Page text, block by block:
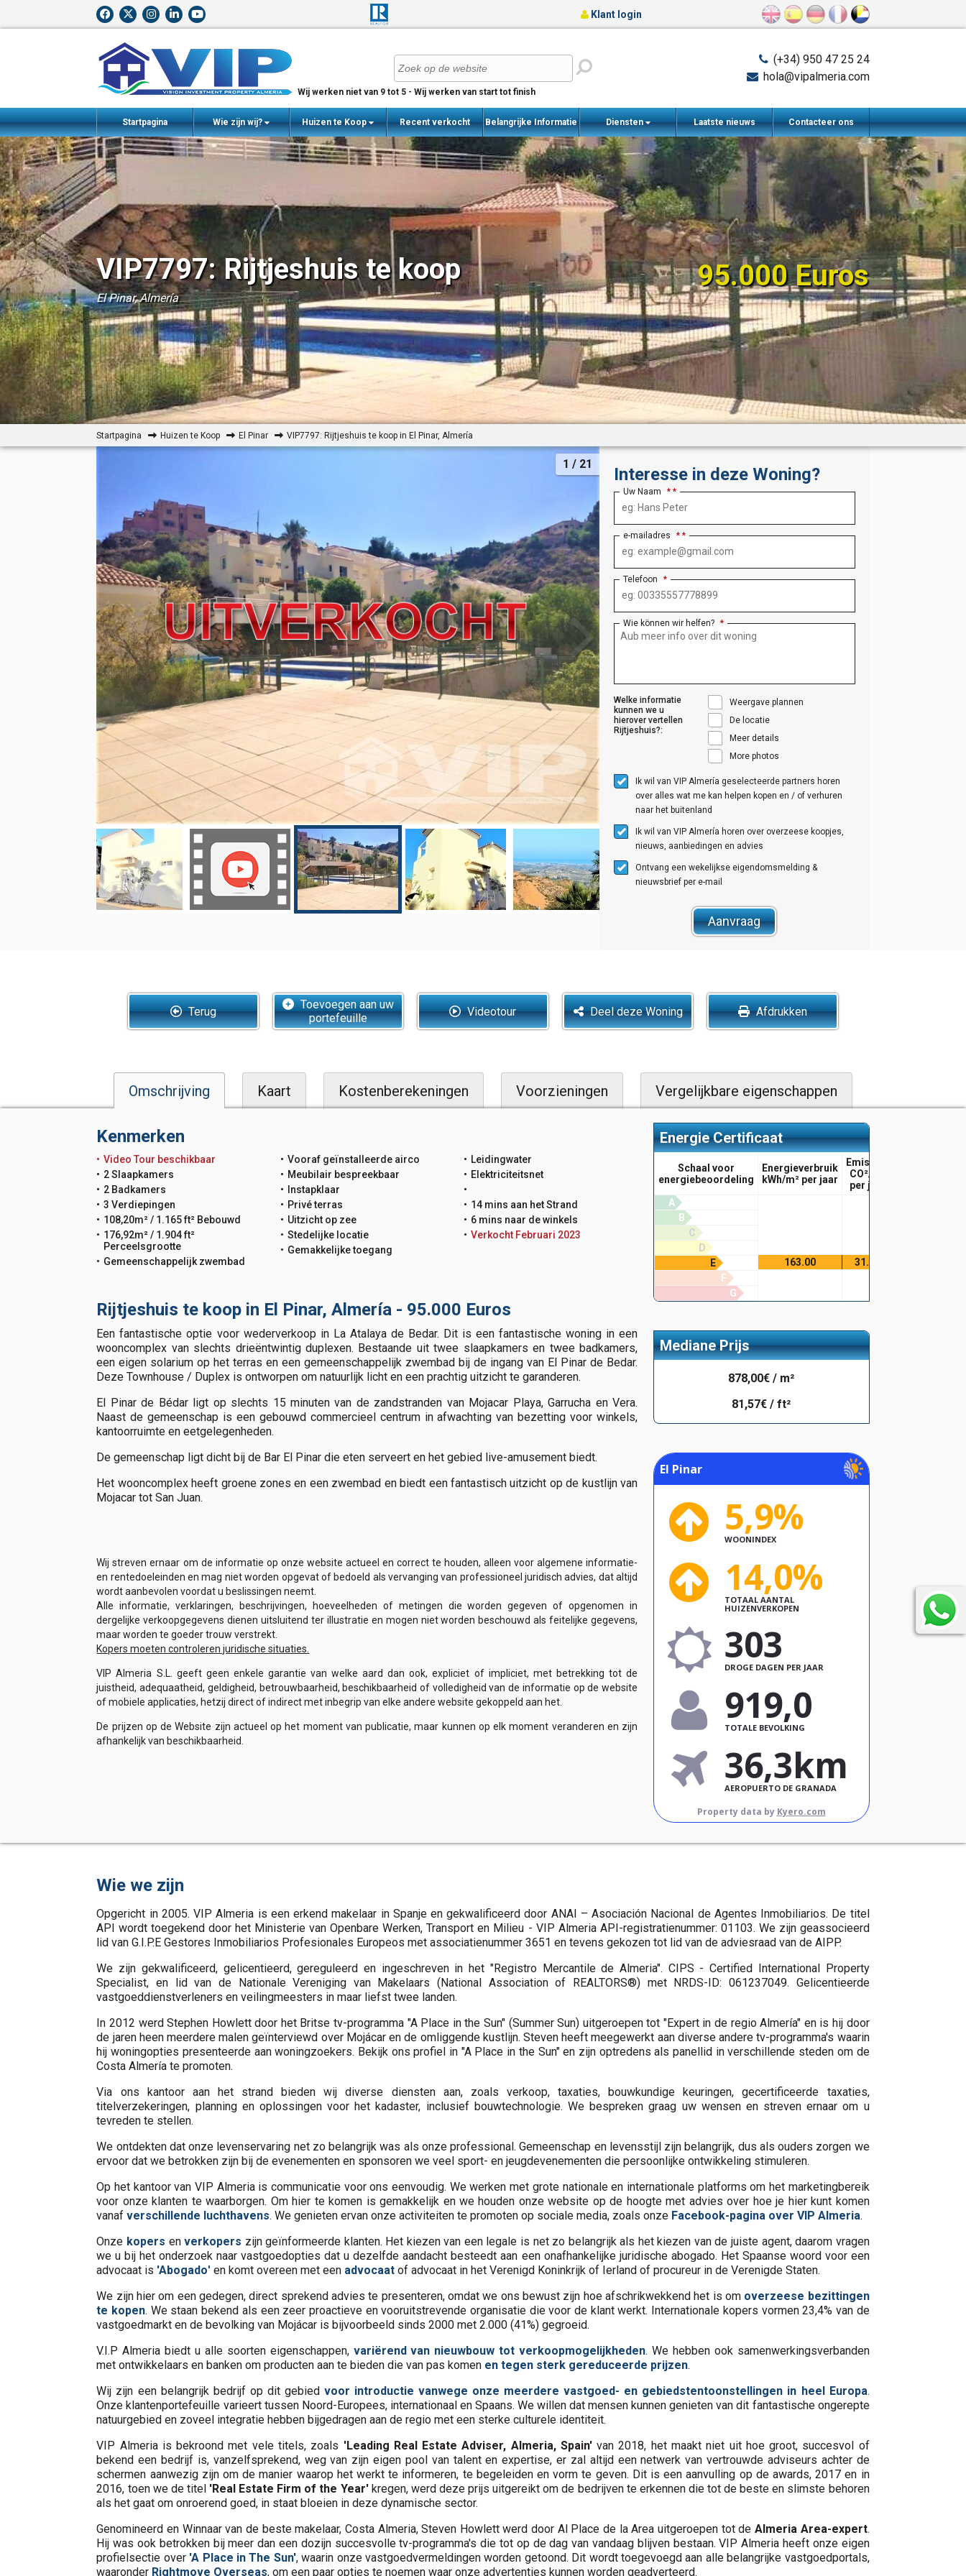
Wij werken niet van 9 tot 5 - Wij werken van start tot finish
(+34) 950 47 25 24
hola@vipalmeria.com
Klant login
Startpagina Wie zijn wij? Huizen te Koop Recent verkocht
woningen
Belangrijke Informatie Diensten Laatste nieuws Contacteer ons
VIP7797: Rijtjeshuis te koop
El Pinar, Almería
95.000 Euros
Startpagina Huizen te Koop El Pinar VIP7797: Rijtjeshuis te koop in El Pinar, Almería
1 / 21
Interesse in deze Woning?
Uw Naam *
e-mailadres *
Telefoon *
Wie können wir helfen? *
Welke informatie
kunnen we u
hierover vertellen
Rijtjeshuis?:
Weergave plannen
De locatie
Meer details
More photos
Ik wil van VIP Almería geselecteerde partners horen
over alles wat me kan helpen kopen en / of verhuren
naar het buitenland
Ik wil van VIP Almería horen over overzeese koopjes,
nieuws, aanbiedingen en advies
Ontvang een wekelijkse eigendomsmelding &
nieuwsbrief per e-mail
Aanvraag
Terug
Toevoegen aan uw
portefeuille
Videotour Deel deze Woning Afdrukken
Omschrijving Kaart Kostenberekeningen Voorzieningen Vergelijkbare eigenschappen
Kenmerken
Video Tour beschikbaar
2 Slaapkamers
2 Badkamers
3 Verdiepingen
108,20m² / 1.165 ft² Bebouwd
176,92m² / 1.904 ft²
Perceelsgrootte
Gemeenschappelijk zwembad
Vooraf geïnstalleerde airco
Meubilair bespreekbaar
Instapklaar
Privé terras
Uitzicht op zee
Stedelijke locatie
Gemakkelijke toegang
Leidingwater
Elektriciteitsnet
14 mins aan het Strand
6 mins naar de winkels
Verkocht Februari 2023
Rijtjeshuis te koop in El Pinar, Almería - 95.000 Euros
Een fantastische optie voor wederverkoop in La Atalaya de Bedar. Dit is een fantastische woning in een
wooncomplex van slechts drieëntwintig duplexen. Bestaande uit twee slaapkamers en twee badkamers,
een eigen solarium op het terras en een gemeenschappelijk zwembad bij de ingang van El Pinar de Bedar.
Deze Townhouse / Duplex is ontworpen om natuurlijk licht en een prachtig uitzicht te garanderen.
El Pinar de Bédar ligt op slechts 15 minuten van de zandstranden van Mojacar Playa, Garrucha en Vera.
Naast de gemeenschap is een gebouwd commercieel centrum in afwachting van bezetting voor winkels,
kantoorruimte en eetgelegenheden.
De gemeenschap ligt dicht bij de Bar El Pinar die eten serveert en het gebied live-amusement biedt.
Het wooncomplex heeft groene zones en een zwembad en biedt een fantastisch uitzicht op de kustlijn van
Mojacar tot San Juan.
Wij streven ernaar om de informatie op onze website actueel en correct te houden, alleen voor algemene informatie-
en rentedoeleinden en mag niet worden opgevat of bedoeld als vervanging van professioneel juridisch advies, dat altijd
wordt aanbevolen voordat u beslissingen neemt.
Alle informatie, verklaringen, beschrijvingen, hoeveelheden of metingen die worden gegeven of opgenomen in
dergelijke verkoopgegevens dienen uitsluitend ter illustratie en mogen niet worden beschouwd als feitelijke gegevens,
maar worden te goeder trouw verstrekt.
Kopers moeten controleren juridische situaties.
VIP Almeria S.L. geeft geen enkele garantie van welke aard dan ook, expliciet of impliciet, met betrekking tot de
juistheid, adequaatheid, geldigheid, betrouwbaarheid, beschikbaarheid of volledigheid van de informatie op de website
of mobiele applicaties, hetzij direct of indirect met inbegrip van elke andere website gekoppeld aan het.
De prijzen op de Website zijn actueel op het moment van publicatie, maar kunnen op elk moment veranderen en zijn
afhankelijk van beschikbaarheid.
Energie Certificaat
Schaal voor
energiebeoordeling
Energieverbruik
kWh/m² per jaar
Emissies
CO²/m²
per jaar
A
B
C
D
E
163.00
31.00
F
G
Mediane Prijs
878,00€ / m²
81,57€ / ft²
El Pinar
5,9%
WOONINDEX
14,0%
TOTAAL AANTAL
HUIZENVERKOPEN
303
DROGE DAGEN PER JAAR
919,0
TOTALE BEVOLKING
36,3km
AEROPUERTO DE GRANADA
Property data by Kyero.com
Wie we zijn
Opgericht in 2005. VIP Almeria is een erkend makelaar in Spanje en gekwalificeerd door ANAI – Asociación Nacional de Agentes Inmobiliarios. De titel
API wordt toegekend door het Ministerie van Openbare Werken, Transport en Milieu - VIP Almeria API-registratienummer: 01103. We zijn geassocieerd
lid van G.I.P.E Gestores Inmobiliarios Profesionales Europeos met associatienummer 3651 en tevens gekozen tot lid van de adviesraad van de AIPP.
We zijn gekwalificeerd, gelicentieerd, gereguleerd en ingeschreven in het "Registro Mercantile de Almeria". CIPS - Certified International Property
Specialist, en lid van de Nationale Vereniging van Makelaars (National Association of REALTORS®) met NRDS-ID: 061237049. Gelicentieerde
vastgoeddienstverleners en veilingmeesters in maar liefst twee landen.
In 2012 werd Stephen Howlett door het Britse tv-programma "A Place in the Sun" (Summer Sun) uitgeroepen tot "Expert in de regio Almería" en is hij door
de jaren heen meerdere malen geïnterviewd over Mojácar en de omliggende kustlijn. Steven heeft meegewerkt aan diverse andere tv-programma's waarin
hij woningopties presenteerde aan woningzoekers. Bekijk ons ​​profiel in "A Place in the Sun" en zijn optredens als panellid in verschillende steden om de
Costa Almería te promoten.
Via ons kantoor aan het strand bieden wij diverse diensten aan, zoals verkoop, taxaties, bouwkundige keuringen, gecertificeerde taxaties,
titelverzekeringen, planning en oplossingen voor het kadaster, inclusief bouwtechnologie. We bespreken graag uw wensen en streven ernaar om u
tevreden te stellen.
We ontdekten dat onze levenservaring net zo belangrijk was als onze professional. Gemeenschap en levensstijl zijn belangrijk, dus als ouders zorgen we
ervoor dat we betrokken zijn bij de evenementen en sponsoren we veel sport- en jeugdevenementen die persoonlijke ontwikkeling stimuleren.
Op het kantoor van VIP Almeria is communicatie voor ons eenvoudig. We werken met grote nationale en internationale platforms om het marketingbereik
voor onze klanten te waarborgen. Om hier te komen is gemakkelijk en we houden onze website op de hoogte met advies over hoe je hier kunt komen
vanafverschillende luchthavens. We genieten ervan onze activiteiten te promoten op sociale media, zoals onze Facebook-pagina over VIP Almeria.
Onze kopers enverkopers zijn geïnformeerde klanten. Het kiezen van een legale is net zo belangrijk als het kiezen van de juiste agent, daarom vragen
we u bij het onderzoek naar vastgoedopties dat u dezelfde aandacht besteedt aan een onafhankelijke juridische abogado. Het Spaanse woord voor een
advocaat is 'Abogado' en komt overeen met een advocaat of advocaat in het Verenigd Koninkrijk of Ierland of procureur in de Verenigde Staten.
We zijn hier om een gedegen, direct sprekend advies te presenteren, omdat we ons bewust zijn hoe afschrikwekkend het is om overzeese bezittingen
te kopen. We staan bekend als een zeer proactieve en vooruitstrevende organisatie die voor de klant werkt. Internationale kopers vormen 23,4% van de
vastgoedmarkt en de bevolking van Mojácar is bijvoorbeeld sinds 2000 met 2.000 (41%) gegroeid.
V.I.P Almeria biedt u alle soorten eigenschappen, variërend van nieuwbouw tot verkoopmogelijkheden. We hebben ook samenwerkingsverbanden
met ontwikkelaars en banken om producten aan te bieden die van pas komen en tegen sterk gereduceerde prijzen.
Wij zijn een belangrijk bedrijf op dit gebied voor introductie vanwege onze meerdere vastgoed- en gebiedstentoonstellingen in heel Europa.
Onze klantenportefeuille varieert tussen Noord-Europees, internationaal en Spaans. We willen dat mensen kunnen genieten van dit fantastische ongerepte
natuurgebied en zoveel integratie hebben bijgedragen aan de regio met een sterke culturele identiteit.
VIP Almeria is bekroond met vele titels, zoals 'Leading Real Estate Adviser, Almeria, Spain'van 2018, het maakt niet uit hoe groot, succesvol of
bekend een bedrijf is, vanzelfsprekend, weg van zijn eigen pool van talent en expertise, er zal altijd een netwerk van vertrouwde adviseurs achter de
schermen aanwezig zijn om de manier waarop het werkt te informeren, te begeleiden en vorm te geven. Dit is een aanvulling op de awards, 2017 en in
2016, toen we de titel 'Real Estate Firm of the Year'kregen, werd deze prijs uitgereikt om de bedrijven te erkennen die tot de beste en slimste behoren
als het gaat om onroerend goed, in staat bloeien in deze dynamische sector.
Genomineerd en Winnaar van de beste makelaar, Costa Almeria, Steven Howlett werd door Al Place de la Area uitgeroepen tot de Almeria Area-expert.
Hij was ook betrokken bij meer dan een dozijn succesvolle tv-programma's die tot op de dag van vandaag blijven bestaan. VIP Almeria heeft onze eigen
profielsectie over 'A Place in The Sun', waarin onze vastgoedvermeldingen worden getoond. Dit wordt toegevoegd aan alle belangrijke vastgoedportals,
waaronder Rightmove Overseas, om een paar opties te noemen waar onze advertenties kunnen worden geadverteerd.